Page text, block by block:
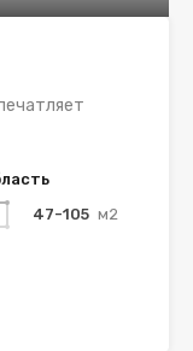
47-105 м2